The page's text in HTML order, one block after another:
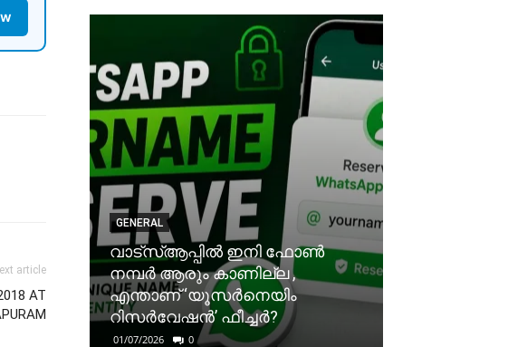
article
AT
GENERAL
വാട്‌സ്ആപ്പിൽ ഇനി ഫോൺ
നമ്പർ ആരും കാണില്ല ,
എന്താണ് ‘യൂസർനെയിം
റിസർവേഷൻ’ ഫീച്ചർ?
01/07/2026 0